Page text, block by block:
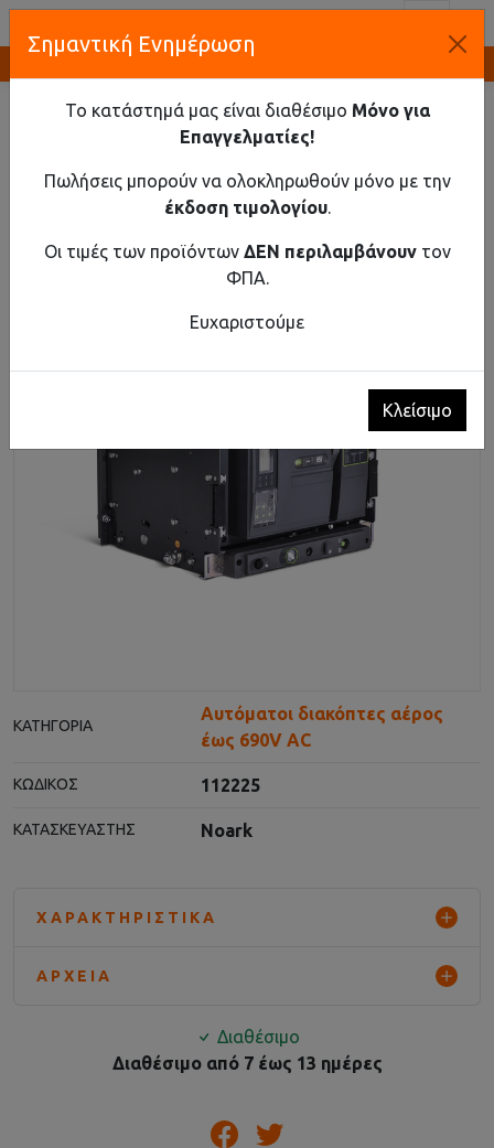
ΑΡΧΙΚΉ
ΒΙΟΜΗΧΑΝΙΚΌ ΥΛΙΚΌ
ΑΥΤΌΜΑΤΟΙ ΔΙΑΚΌΠΤΕΣ ΑΈΡΟΣ ΈΩΣ 690V AC
ΑΥΤΌΜΑΤΟΣ ΔΙΑΚΌΠΤΗΣ ΑΈΡΟΣ EX9A25R 3P D/O 2500A
Αυτόματος διακόπτης αέρος Ex9A25R 3P D/O
ΚΑΤΗΓΟΡΊΑ
Αυτόματοι διακόπτες αέρος
έως 690V AC
ΚΩΔΙΚΌΣ 112225
ΚΑΤΑΣΚΕΥΑΣΤΉΣ Noark
ΧΑΡΑΚΤΗΡΙΣΤΙΚΆ
ΑΡΧΕΊΑ
Διαθέσιμο
Διαθέσιμο από 7 έως 13 ημέρες
Σημαντική Ενημέρωση
Το κατάστημά μας είναι διαθέσιμο Μόνο για
Επαγγελματίες!
Πωλήσεις μπορούν να ολοκληρωθούν μόνο με την
έκδοση τιμολογίου.
Οι τιμές των προϊόντων ΔΕΝ περιλαμβάνουντον
ΦΠΑ.
Ευχαριστούμε
Κλείσιμο